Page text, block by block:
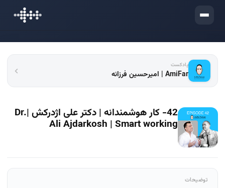
ورود
پادکست
AmiFar | امیرحسین فرزانه
42- کار هوشمندانه | دکتر علی اژدرکش |Dr.
Ali Ajdarkosh | Smart working
توضیحات